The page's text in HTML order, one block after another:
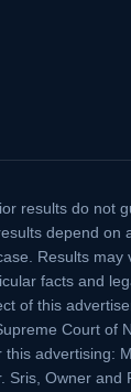
results do not
depend on
Results may
facts and
of this
Court of
advertising:
Sris, Owner and